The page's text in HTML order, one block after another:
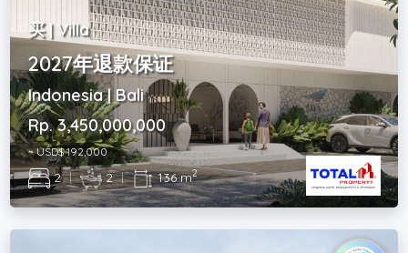
买 | Villa
2027年退款保证
Indonesia | Bali
Rp. 3,450,000,000
~ USD$ 192,000
2 | 2 | 136 m2